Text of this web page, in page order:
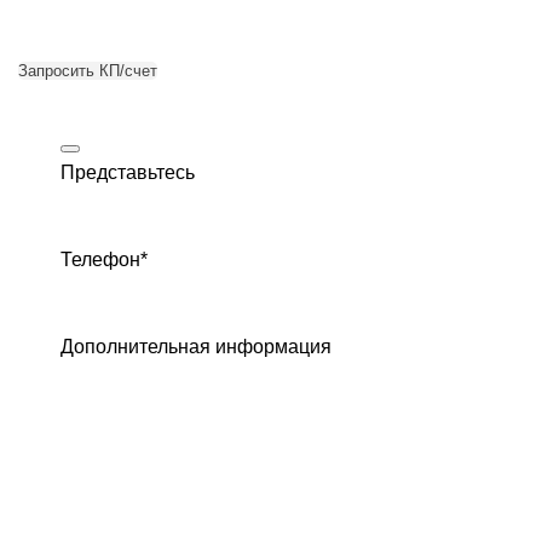
Запросить КП/счет
Представьтесь
Телефон*
Дополнительная информация